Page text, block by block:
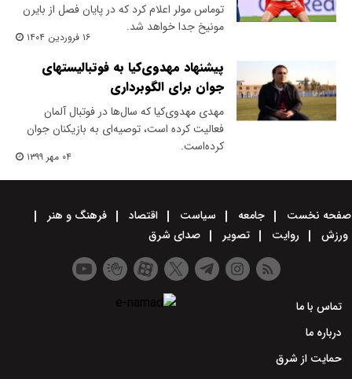
توماس مولر اعلام کرد که در پایان فصل از بایرن
مونیخ جدا خواهد شد.
۱۶ فروردین ۱۴۰۴
پیشنهاد مهدوی‌کیا به فوتبالیستهای
جوان برای الگوبرداری
مهدی مهدوی‌کیا که سال‌ها در فوتبال آلمان
فعالیت کرده است، توصیه‌ای به بازیکنان جوان
کرده‌است.
۰۴ مهر ۱۳۹۹
صفحه نخست جامعه سیاست اقتصاد
فرهنگ و هنر
ورزش
روایت تصویر صدای شرق
تماس با ما
درباره ما
حمایت از شرق